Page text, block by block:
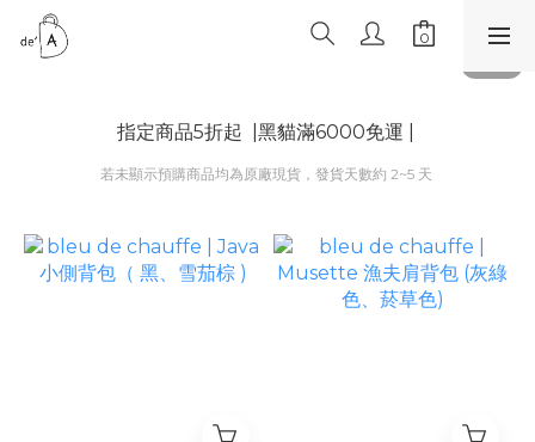
指定商品5折起 |黑貓滿6000免運 |
若未顯示預購商品均為原廠現貨，發貨天數約 2~5 天